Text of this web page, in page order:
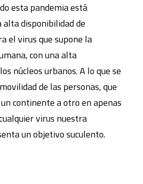
esta pandemia está
alta disponibilidad de
el virus que supone la
con una alta
núcleos urbanos. A lo que se
de las personas, que
continente a otro en apenas
virus nuestra
un objetivo suculento.